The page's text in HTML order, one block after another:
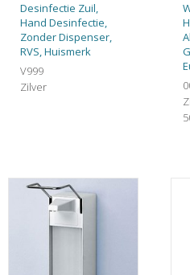
Desinfectie Zuil,
Hand Desinfectie,
Zonder Dispenser,
RVS, Huismerk
V999
Zilver